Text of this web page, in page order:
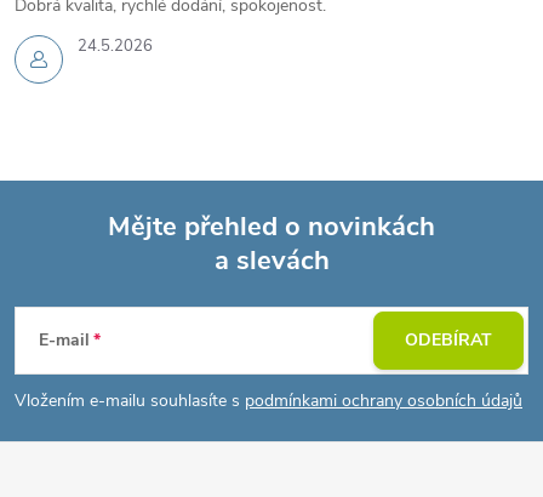
24.5.2026
Dobrá kvalita, rychlé dodání, spokojenost.
p
a
Mějte přehled o novinkách
a slevách
E-mail
Vložením e-mailu souhlasíte s podmínkami ochrany osobních údajů
ODEBÍRAT